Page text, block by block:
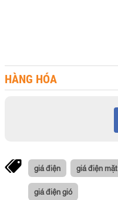
HÀNG HÓA
giá điện giá điện
giá điện gió